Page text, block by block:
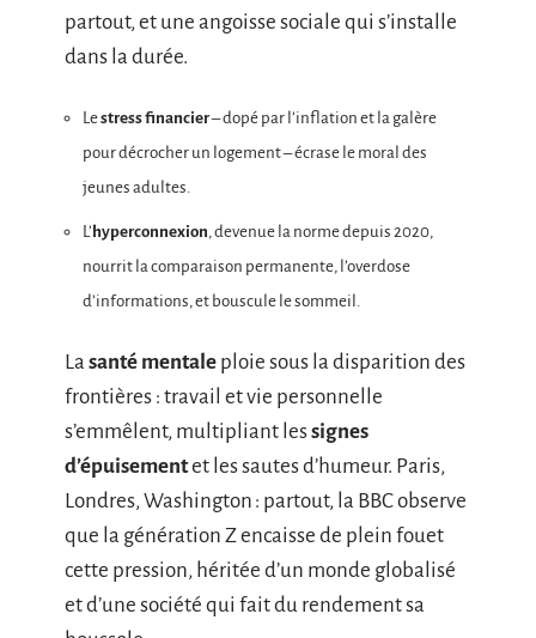
partout, et une angoisse sociale qui s’installe
dans la durée.
Lestress financier– dopé par l’inflation et la galère
pour décrocher un logement – écrase le moral des
jeunes adultes.
L’hyperconnexion, devenue la norme depuis 2020,
nourrit la comparaison permanente, l’overdose
d’informations, et bouscule le sommeil.
La santé mentale ploie sous la disparition des
frontières : travail et vie personnelle
s’emmêlent, multipliant lessignes
d’épuisementet les sautes d’humeur. Paris,
Londres, Washington : partout, la BBC observe
que la génération Z encaisse de plein fouet
cette pression, héritée d’un monde globalisé
et d’une société qui fait du rendement sa